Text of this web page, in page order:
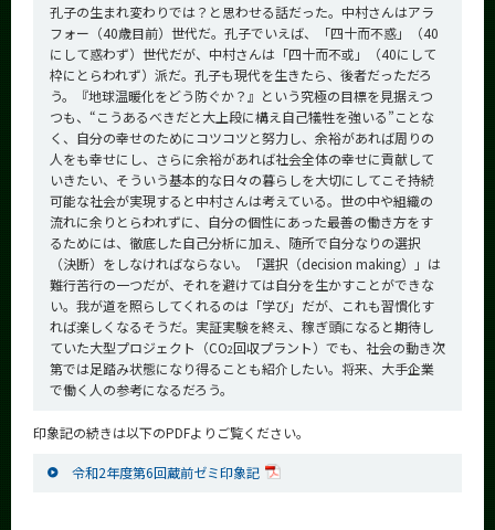
孔子の生まれ変わりでは？と思わせる話だった。中村さんはアラ
フォー（40歳目前）世代だ。孔子でいえば、「四十而不惑」（40
にして惑わず）世代だが、中村さんは「四十而不或」（40にして
枠にとらわれず）派だ。孔子も現代を生きたら、後者だっただろ
う。『地球温暖化をどう防ぐか？』という究極の目標を見据えつ
つも、“こうあるべきだと大上段に構え自己犠牲を強いる”ことな
く、自分の幸せのためにコツコツと努力し、余裕があれば周りの
人をも幸せにし、さらに余裕があれば社会全体の幸せに貢献して
いきたい、そういう基本的な日々の暮らしを大切にしてこそ持続
可能な社会が実現すると中村さんは考えている。世の中や組織の
流れに余りとらわれずに、自分の個性にあった最善の働き方をす
るためには、徹底した自己分析に加え、随所で自分なりの選択
（決断）をしなければならない。「選択（decision making）」は
難行苦行の一つだが、それを避けては自分を生かすことができな
い。我が道を照らしてくれるのは「学び」だが、これも習慣化す
れば楽しくなるそうだ。実証実験を終え、稼ぎ頭になると期待し
ていた大型プロジェクト（CO2回収プラント）でも、社会の動き次
第では足踏み状態になり得ることも紹介したい。将来、大手企業
で働く人の参考になるだろう。
印象記の続きは以下のPDFよりご覧ください。
令和2年度第6回蔵前ゼミ印象記